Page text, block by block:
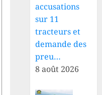
accusations
sur 11
tracteurs et
demande des
preu…
8 août 2026